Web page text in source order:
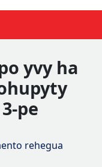
yvy ha
pe
rehegua